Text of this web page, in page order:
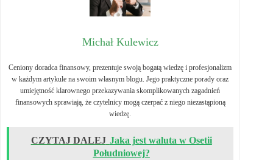
Michał Kulewicz
Ceniony doradca finansowy, prezentuje swoją bogatą wiedzę i profesjonalizm
w każdym artykule na swoim własnym blogu. Jego praktyczne porady oraz
umiejętność klarownego przekazywania skomplikowanych zagadnień
finansowych sprawiają, że czytelnicy mogą czerpać z niego niezastąpioną
wiedzę.
CZYTAJ DALEJ Jaka jest waluta w Osetii
Południowej?